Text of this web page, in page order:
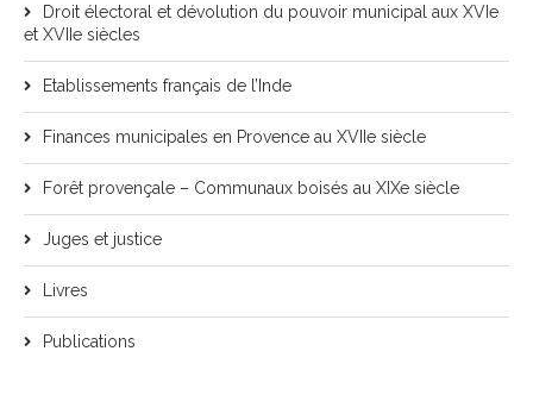
Droit électoral et dévolution du pouvoir municipal aux XVIe
et XVIIe siècles
Etablissements français de l’Inde
Finances municipales en Provence au XVIIe siècle
Forêt provençale – Communaux boisés au XIXe siècle
Juges et justice
Livres
Publications